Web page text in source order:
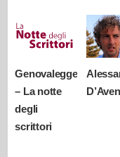
Genovalegge
– La notte
degli
scrittori